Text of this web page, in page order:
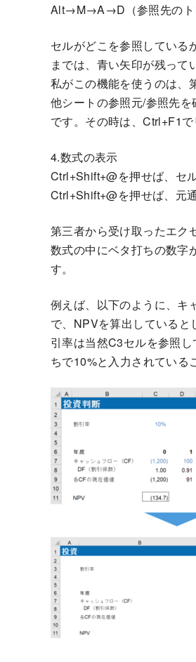
Alt→M→A→D（参照先のト
セルがどこを参照している
までは、青い矢印が残って
私がこの機能を使うのは、
他シートの参照元/参照先
です。その時は、Ctrl+F1
4.数式の表示
Ctrl+Shift+@を押せば、セ
Ctrl+Shift+@を押せば、元
第三者から受け取ったエク
数式の中にベタ打ちの数字
す。
例えば、以下のように、キ
で、NPVを算出していると
引率は当然C3セルを参照
ちで10%と入力されている